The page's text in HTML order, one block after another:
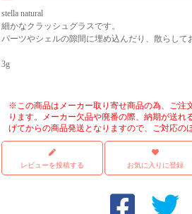
stella natural
細かなクラッシュグラスです。
パーツやシェルの隙間に埋め込んだり、散らして
3g
※この商品はメーカー取り寄せ商品の為、ご注
ります。メーカー欠品や廃番の際、納期が送れ
げてからの商品発送となりますので、ご対応の
レビューを投稿する お気に入りに登録